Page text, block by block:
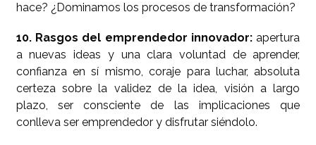
hace? ¿Dominamos los procesos de transformación?
10. Rasgos del emprendedor innovador: apertura
a nuevas ideas y una clara voluntad de aprender,
confianza en sí mismo, coraje para luchar, absoluta
certeza sobre la validez de la idea, visión a largo
plazo, ser consciente de las implicaciones que
conlleva ser emprendedor y disfrutar siéndolo.